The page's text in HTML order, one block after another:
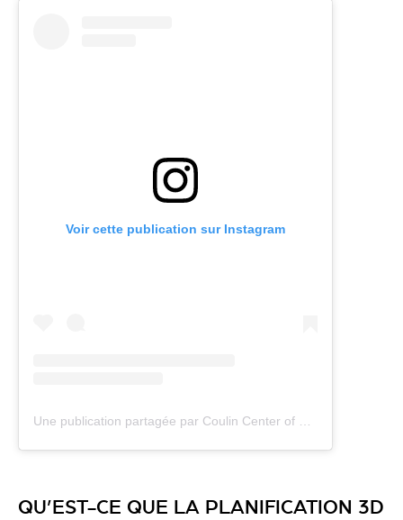
Voir cette publication sur Instagram
QU’EST-CE QUE LA PLANIFICATION 3D